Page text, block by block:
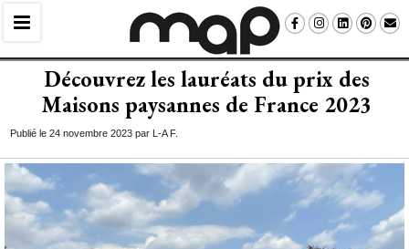
Découvrez les lauréats du prix des
Maisons paysannes de France 2023
Publié le 24 novembre 2023 par L-A F.